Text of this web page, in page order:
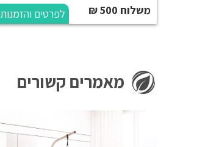
משלוח 500 ₪ לפרטים והזמנות
מאמרים קשורים